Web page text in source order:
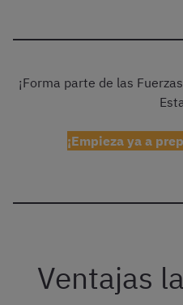
¡Forma parte de las
¡Empieza ya a
Ventajas